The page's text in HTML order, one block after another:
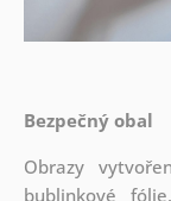
Bezpečný obal
Obrazy
bublinkové